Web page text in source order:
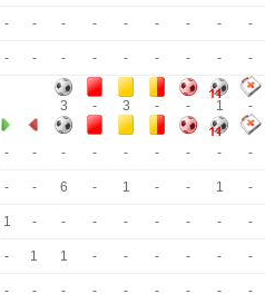
- - - - - - - - -
- - - - - - - - -
3
- 3 - - 1 -
- - - - - - - - -
- - 6 - 1 - - 1 -
1 - - - - - - - -
- 1 1 - - - - - -
- - - - - - - - -